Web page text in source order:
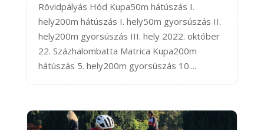
Rövidpályás Hód Kupa50m hátúszás I.
hely200m hátúszás I. hely50m gyorsúszás II.
hely200m gyorsúszás III. hely 2022. október
22. Százhalombatta Matrica Kupa200m
hátúszás 5. hely200m gyorsúszás 10....